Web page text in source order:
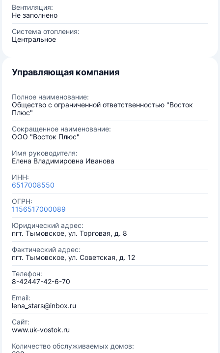
Вентиляция:
Не заполнено
Система отопления:
Центральное
Управляющая компания
Полное наименование:
Общество с ограниченной ответственностью "Восток
Плюс"
Сокращенное наименование:
OOO "Восток Плюс"
Имя руководителя:
Елена Владимировна Иванова
ИНН:
6517008550
ОГРН:
1156517000089
Юридический адрес:
пгт. Тымовское, ул. Торговая, д. 8
Фактический адрес:
пгт. Тымовское, ул. Советская, д. 12
Телефон:
8-42447-42-6-70
Email:
lena_stars@inbox.ru
Сайт:
www.uk-vostok.ru
Количество обслуживаемых домов: